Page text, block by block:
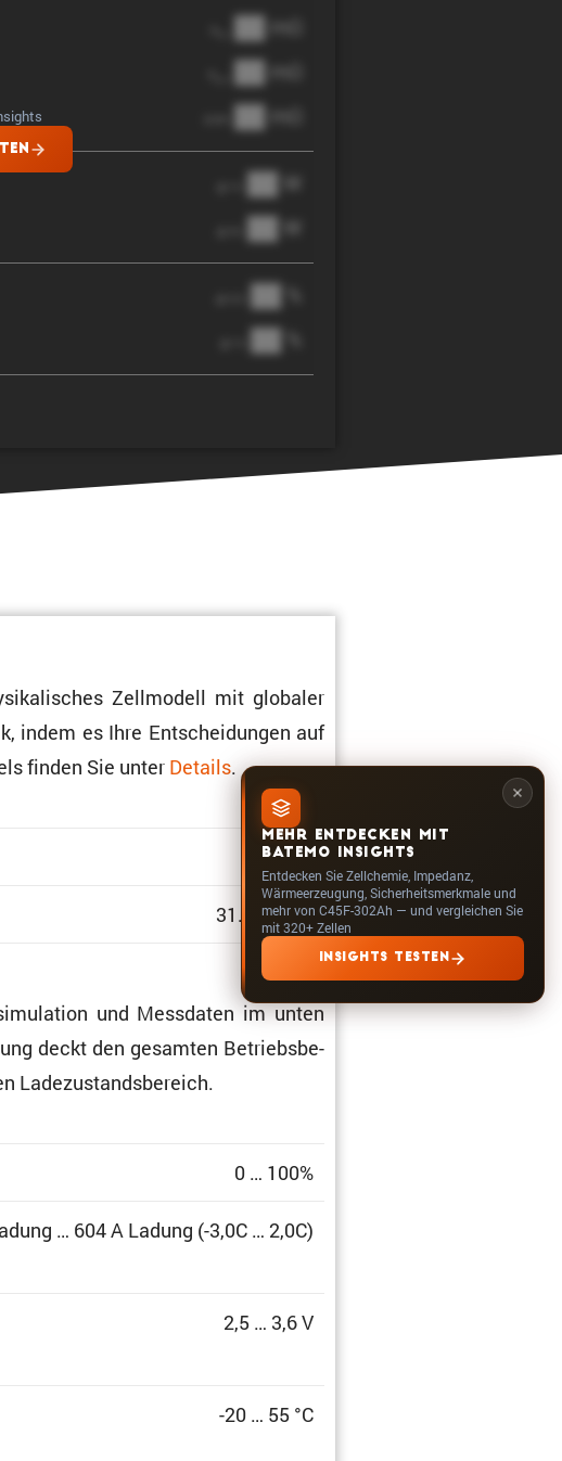
██ mΩ
██ mΩ
██ mΩ
██ W
██ W
██ %
██ %
MEHR ENTDECKEN MIT
BATEMO INSIGHTS
Entdecken Sie Zellchemie, Impedanz,
Wärmeerzeugung, Sicherheitsmerkmale und
mehr von C45F-302Ah — und vergleichen Sie
mit 320+ Zellen
INSIGHTS TESTEN
Zellmo­dell mit globaler
indem es Ihre Entschei­dungen auf
finden Sie unter Details.
1.312
31.03.2024
und Messdaten im unten
deckt den gesamten Betriebs­be­
Ladezustandsbereich.
0 … 100%
… 604 A Ladung (-3,0C … 2,0C)
2,5 … 3,6 V
-20 … 55 °C